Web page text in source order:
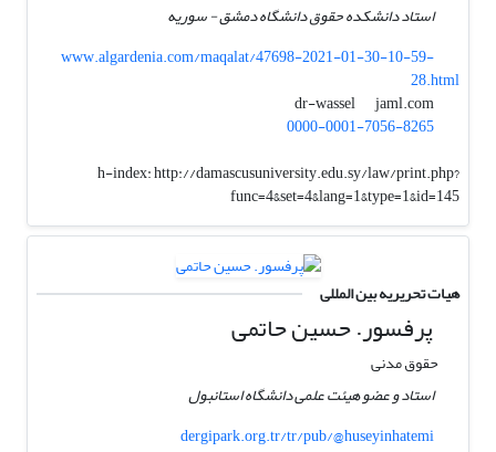
استاد دانشکده حقوق دانشگاه دمشق - سوریه
www.algardenia.com/maqalat/47698-2021-01-30-10-59-
28.html
dr-wassel
jaml.com
0000-0001-7056-8265
h-index:http://damascusuniversity.edu.sy/law/print.php?
func=4&set=4&lang=1&type=1&id=145
هیات تحریریه بین المللی
پرفسور. حسین حاتمی
حقوق مدنی
استاد و عضو هیئت علمی دانشگاه استانبول
dergipark.org.tr/tr/pub/@huseyinhatemi